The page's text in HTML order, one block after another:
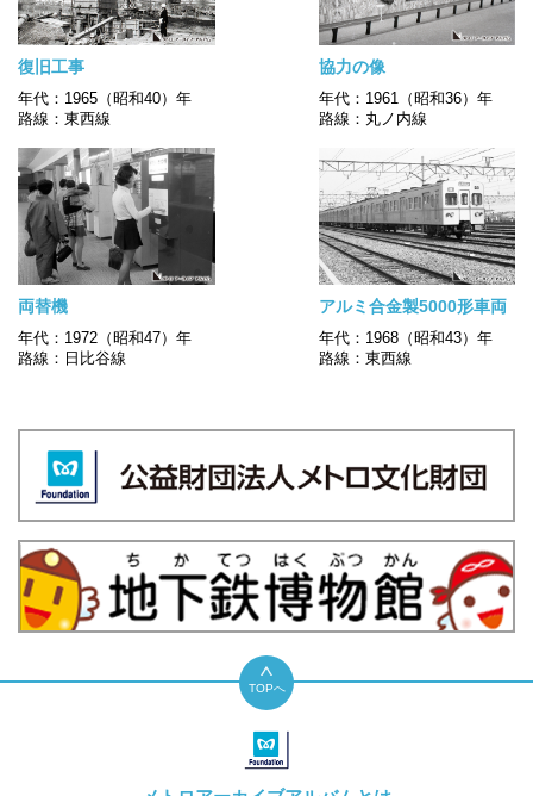
復旧工事
年代：1965（昭和40）年
路線：東西線
協力の像
年代：1961（昭和36）年
路線：丸ノ内線
両替機
年代：1972（昭和47）年
路線：日比谷線
アルミ合金製5000形車両
年代：1968（昭和43）年
路線：東西線
TOPへ